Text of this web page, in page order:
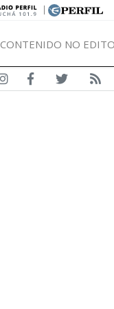
|
CONTENIDO NO